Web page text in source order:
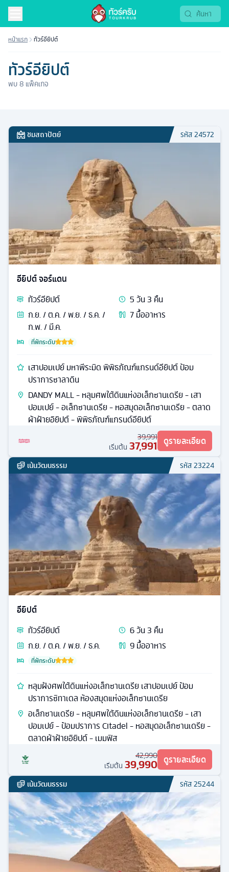
หน้าแรก ทัวร์อียิปต์
ทัวร์อียิปต์
พบ8 แพ็คเกจ
ชมสถาปัตย์ รหัส24572
อียิปต์ จอร์แดน
ทัวร์อียิปต์ 5วัน3 คืน
ก.ย. / ต.ค. / พ.ย. / ธ.ค. /
ก.พ. / มี.ค.
7มื้ออาหาร
ที่พักระดับ
เสาปอมเปย์ มหาพีระมิด พิพิธภัณฑ์แกรนด์อียิปต์ ป้อม
ปราการซาลาดิน
DANDY MALL - หลุมศพใต้ดินแห่งอเล็กซานเดรีย - เสา
ปอมเปย์ - อเล็กซานเดรีย - หอสมุดอเล็กซานเดรีย - ตลาด
ผ้าฝ้ายอิยิปต์ - พิพิธภัณฑ์แกรนด์อียิปต์
39,991
เริ่มต้น 37,991 ดูรายละเอียด
เน้นวัฒนธรรม รหัส23224
อียิปต์
ทัวร์อียิปต์ 6วัน3 คืน
ก.ย. / ต.ค. / พ.ย. / ธ.ค.
9มื้ออาหาร
ที่พักระดับ
หลุมฝังศพใต้ดินแห่งอเล็กซานเดรีย เสาปอมเปย์ ป้อม
ปราการซิทาเดล ห้องสมุดแห่งอเล็กซานเดรีย
อเล็กซานเดรีย - หลุมศพใต้ดินแห่งอเล็กซานเดรีย - เสา
ปอมเปย์ - ป้อมปราการ Citadel - หอสมุดอเล็กซานเดรีย -
ตลาดผ้าฝ้ายอิยิปต์ - เมมฟิส
42,990
เริ่มต้น 39,990 ดูรายละเอียด
เน้นวัฒนธรรม รหัส25244